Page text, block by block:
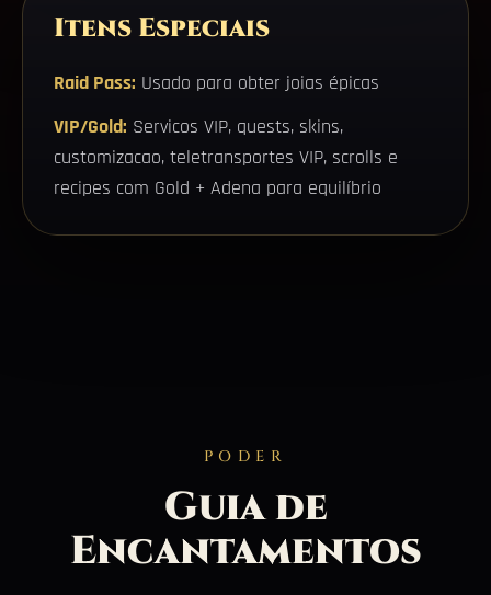
Itens Especiais
Raid Pass: Usado para obter joias épicas
VIP/Gold: Servicos VIP, quests, skins,
customizacao, teletransportes VIP, scrolls e
recipes com Gold + Adena para equilíbrio
PODER
Guia de
Encantamentos